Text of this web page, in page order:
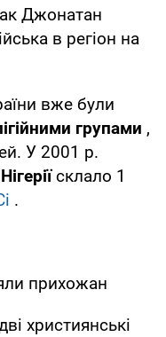
Джонатан
в регіон на
вже були
групами ,
У 2001 р.
склало 1
.
прихожан
християнські